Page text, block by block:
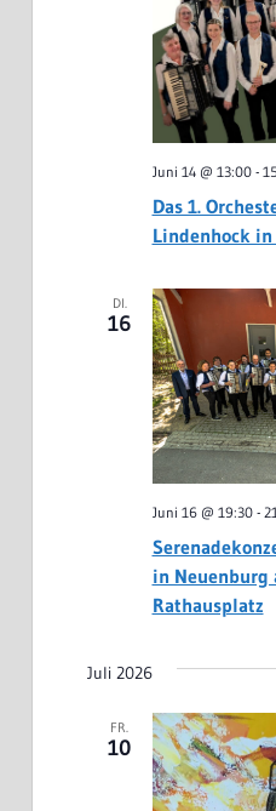
Das 1.
Lindenhock
Juni 14 @ 13:00-
DI.
16
in Neuenburg
Rathausplatz
Juni 16 @ 19:30-
Juli 2026
FR.
10